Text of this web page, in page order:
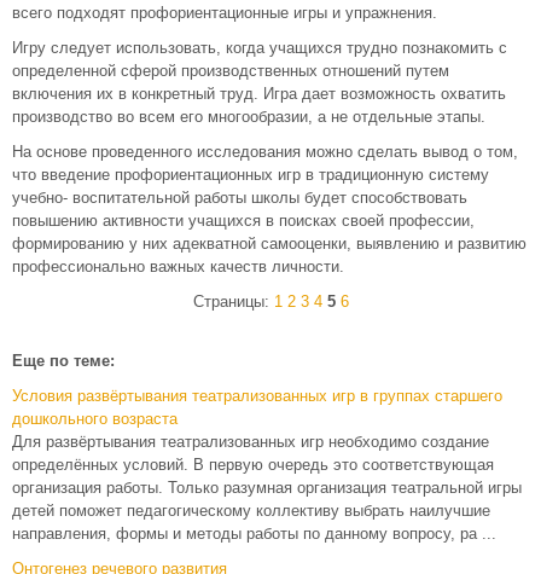
всего подходят профориентационные игры и упражнения.
Игру следует использовать, когда учащихся трудно познакомить с
определенной сферой производственных отношений путем
включения их в конкретный труд. Игра дает возможность охватить
производство во всем его многообразии, а не отдельные этапы.
На основе проведенного исследования можно сделать вывод о том,
что введение профориентационных игр в традиционную систему
учебно- воспитательной работы школы будет способствовать
повышению активности учащихся в поисках своей профессии,
формированию у них адекватной самооценки, выявлению и развитию
профессионально важных качеств личности.
Страницы: 1 2 3 4 5 6
Еще по теме:
Условия развёртывания театрализованных игр в группах старшего
дошкольного возраста
Для развёртывания театрализованных игр необходимо создание
определённых условий. В первую очередь это соответствующая
организация работы. Только разумная организация театральной игры
детей поможет педагогическому коллективу выбрать наилучшие
направления, формы и методы работы по данному вопросу, ра ...
Онтогенез речевого развития